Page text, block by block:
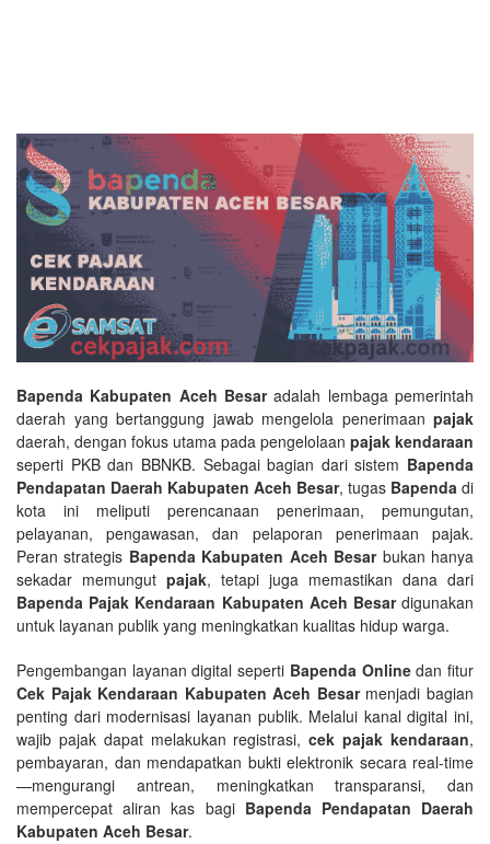
Bapenda Kabupaten Aceh Besaradalah lembaga pemerintah
daerah yang bertanggung jawab mengelola penerimaan pajak
daerah, dengan fokus utama pada pengelolaan pajak kendaraan
seperti PKB dan BBNKB. Sebagai bagian dari sistem Bapenda
Pendapatan Daerah Kabupaten Aceh Besar, tugas Bapenda di
kota ini meliputi perencanaan penerimaan, pemungutan,
pelayanan, pengawasan, dan pelaporan penerimaan pajak.
Peran strategis Bapenda Kabupaten Aceh Besarbukan hanya
sekadar memungut pajak, tetapi juga memastikan dana dari
Bapenda Pajak Kendaraan Kabupaten Aceh Besardigunakan
untuk layanan publik yang meningkatkan kualitas hidup warga.
Pengembangan layanan digital seperti Bapenda Onlinedan fitur
Cek Pajak Kendaraan Kabupaten Aceh Besarmenjadi bagian
penting dari modernisasi layanan publik. Melalui kanal digital ini,
wajib pajak dapat melakukan registrasi,cek pajak kendaraan,
pembayaran, dan mendapatkan bukti elektronik secara real-time
—mengurangi antrean, meningkatkan transparansi, dan
mempercepat aliran kas bagi Bapenda Pendapatan Daerah
Kabupaten Aceh Besar.